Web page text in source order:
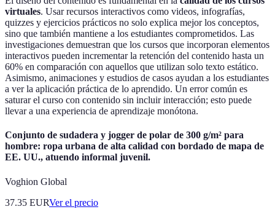
virtuales. Usar recursos interactivos como videos, infografías,
quizzes y ejercicios prácticos no solo explica mejor los conceptos,
sino que también mantiene a los estudiantes comprometidos. Las
investigaciones demuestran que los cursos que incorporan elementos
interactivos pueden incrementar la retención del contenido hasta un
60% en comparación con aquellos que utilizan solo texto estático.
Asimismo, animaciones y estudios de casos ayudan a los estudiantes
a ver la aplicación práctica de lo aprendido. Un error común es
saturar el curso con contenido sin incluir interacción; esto puede
llevar a una experiencia de aprendizaje monótona.
Conjunto de sudadera y jogger de polar de 300 g/m² para
hombre: ropa urbana de alta calidad con bordado de mapa de
EE. UU., atuendo informal juvenil.
Voghion Global
37.35 EURVer el precio